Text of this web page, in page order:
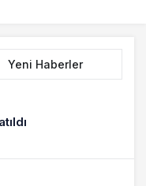
Yeni Haberler